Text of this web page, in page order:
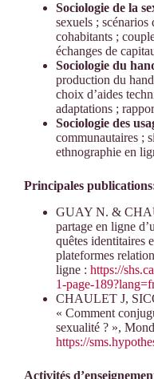
Sociologie de la
sexuels ; scénarios
cohabitants ;
échanges de
Sociologie du
production du
choix d’aides
adaptations ;
Sociologie des
communautaires ;
ethnographie en
Principales
GUAY N. &
partage en ligne
quêtes identitaires
plateformes
ligne : https://
1-page-
CHAULET J,
« Comment
sexualité ? »,
https://
Activités